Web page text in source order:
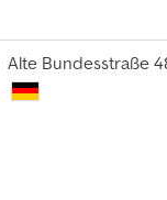
Alte Bundesstraße